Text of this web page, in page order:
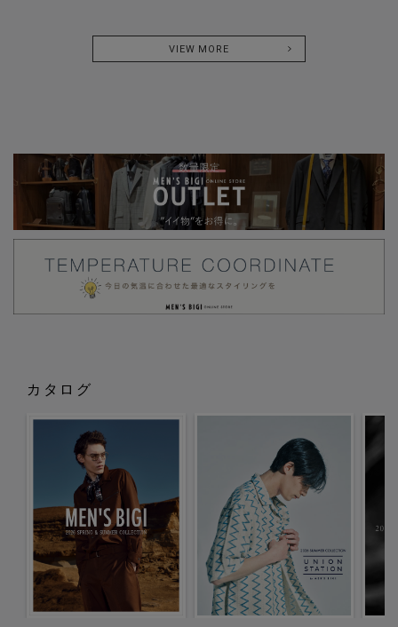
VIEW MORE
カタログ